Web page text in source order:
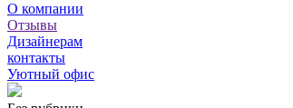
О компании
Отзывы
Дизайнерам
контакты
Уютный офис